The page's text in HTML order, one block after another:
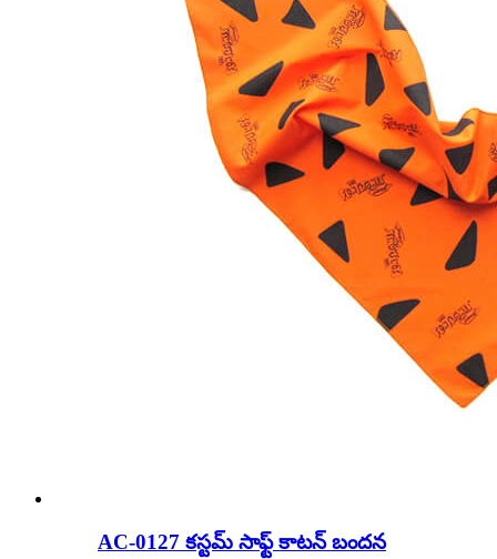
AC-0127 కస్టమ్ సాఫ్ట్ కాటన్ బందన